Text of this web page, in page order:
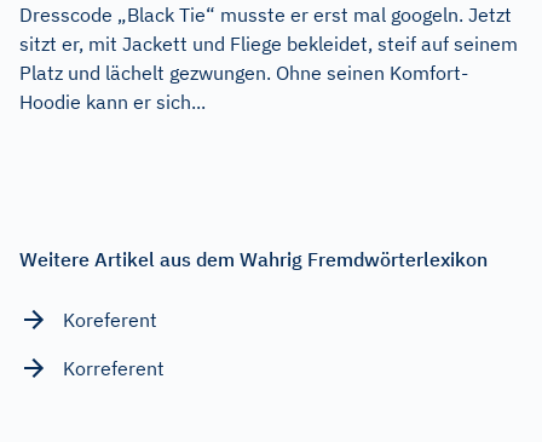
Dresscode „Black Tie“ musste er erst mal googeln. Jetzt
sitzt er, mit Jackett und Fliege bekleidet, steif auf seinem
Platz und lächelt gezwungen. Ohne seinen Komfort-
Hoodie kann er sich...
Weitere Artikel aus dem Wahrig Fremdwörterlexikon
Koreferent
Korreferent